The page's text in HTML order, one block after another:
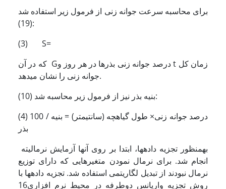
برای محاسبه سرعت جوانه زنی از فرمول زیر استفاده شد
(19):
(3) S=
که در آن Gدرصد جوانه زنی بذرها در هر روز و t زمان کل
جوانه زنی را نشان می­دهد.
بنیه بذر نیز از فرمول زیر محاسبه شد (10):
(4) 100 / درصد جوانه زنی× طول گیاهچه (سانتیمتر) = بنیه
بذر
انجام شد. برای نرمال نمودن متغیرهایی که دارای توزیع
نرمال نبودند از تبدیل لگاریتمی استفاده شد. تجزیه داده­ها با
روش تجزیه واریانس دوطرفه در محیط نرم افزاری16